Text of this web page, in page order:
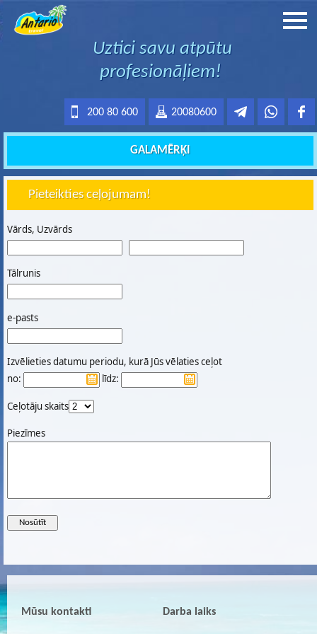
Uztici savu atpūtu
profesionāļiem!
20080600
200 80 600
GALAMĒRĶI
Pieteikties ceļojumam!
Vārds, Uzvārds
Tālrunis
e-pasts
Izvēlieties datumu periodu, kurā Jūs vēlaties ceļot
no:
līdz:
Ceļotāju skaits
Piezīmes
Mūsu kontakti Darba laiks